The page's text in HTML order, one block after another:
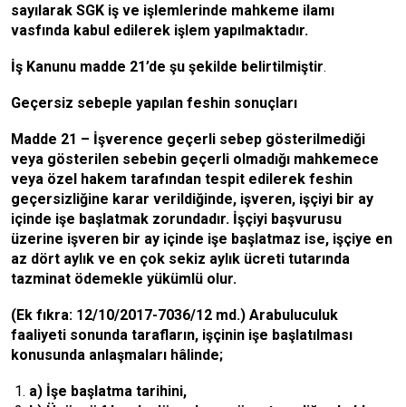
sayılarak SGK iş ve işlemlerinde mahkeme ilamı
vasfında kabul edilerek işlem yapılmaktadır.
İş Kanunu madde 21’de şu şekilde belirtilmiştir.
Geçersiz sebeple yapılan feshin sonuçları
Madde 21 – İşverence geçerli sebep gösterilmediği
veya gösterilen sebebin geçerli olmadığı mahkemece
veya özel hakem tarafından tespit edilerek feshin
geçersizliğine karar verildiğinde, işveren, işçiyi bir ay
içinde işe başlatmak zorundadır. İşçiyi başvurusu
üzerine işveren bir ay içinde işe başlatmaz ise, işçiye en
az dört aylık ve en çok sekiz aylık ücreti tutarında
tazminat ödemekle yükümlü olur.
(Ek fıkra: 12/10/2017-7036/12 md.) Arabuluculuk
faaliyeti sonunda tarafların, işçinin işe başlatılması
konusunda anlaşmaları hâlinde;
a) İşe başlatma tarihini,